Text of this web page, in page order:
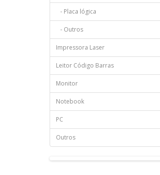
- Placa lógica
- Outros
Impressora Laser
Leitor Código Barras
Monitor
Notebook
PC
Outros